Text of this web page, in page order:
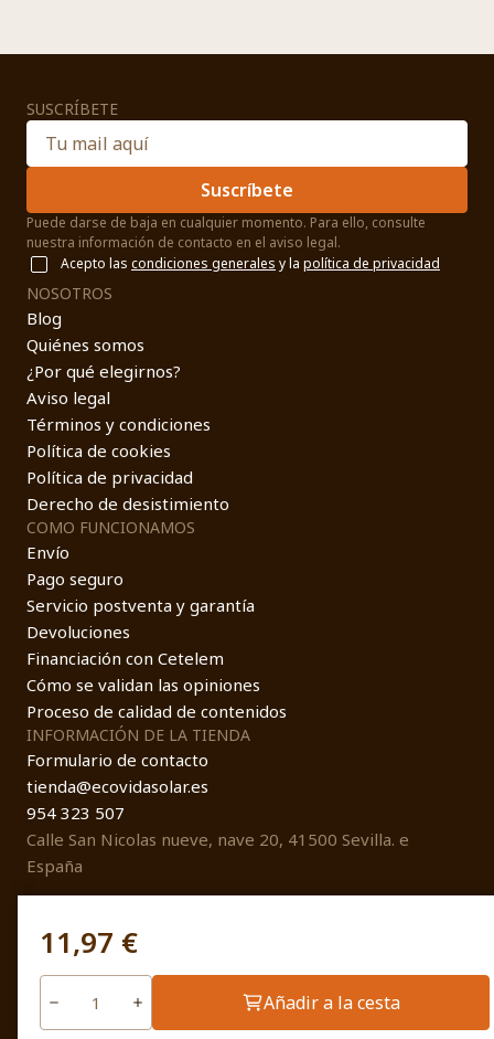
11,97 €
Añadir a la cesta
SUSCRÍBETE
Suscríbete
Puede darse de baja en cualquier momento. Para ello, consulte
nuestra información de contacto en el aviso legal.
Acepto las condiciones generales y la política de privacidad
NOSOTROS
Blog
Quiénes somos
¿Por qué elegirnos?
Aviso legal
Términos y condiciones
Política de cookies
Política de privacidad
Derecho de desistimiento
COMO FUNCIONAMOS
Envío
Pago seguro
Servicio postventa y garantía
Devoluciones
Financiación con Cetelem
Cómo se validan las opiniones
Proceso de calidad de contenidos
INFORMACIÓN DE LA TIENDA
Formulario de contacto
tienda@ecovidasolar.es
954 323 507
Calle San Nicolas nueve, nave 20, 41500 Sevilla. e
España
© EcovidaSolar 2026